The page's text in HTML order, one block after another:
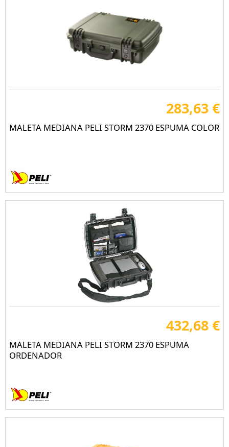
283,63 €
MALETA MEDIANA PELI STORM 2370 ESPUMA COLOR
432,68 €
MALETA MEDIANA PELI STORM 2370 ESPUMA
ORDENADOR